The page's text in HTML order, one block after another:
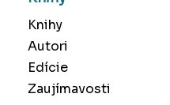
Knihy
Autori
Edície
Zaujímavosti